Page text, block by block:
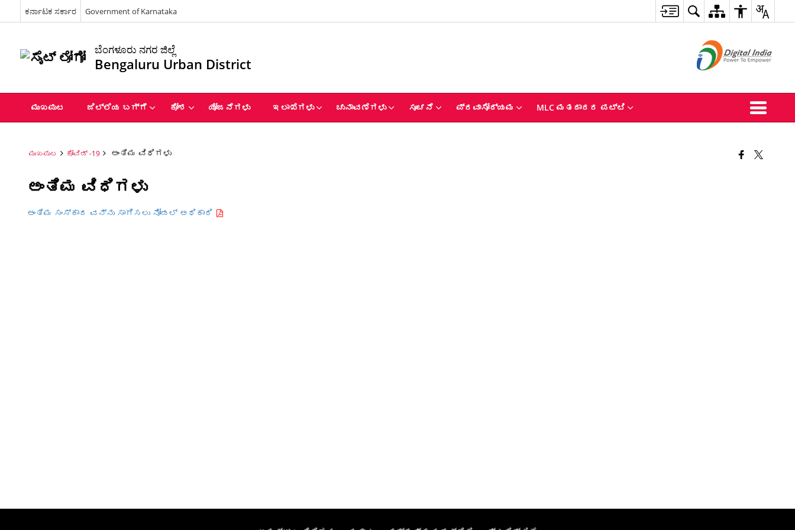
ಕರ್ನಾಟಕ ಸರ್ಕಾರ Government of Karnataka
ಬೆಂಗಳೂರು ನಗರ ಜಿಲ್ಲೆ
Bengaluru Urban District
ಮುಖಪುಟ ಜಿಲ್ಲೆಯ ಬಗ್ಗೆ ಕೋಶ ಯೋಜನೆಗಳು ಇಲಾಖೆಗಳು ಚುನಾವಣೆಗಳು ಸೂಚನೆ ಪ್ರವಾಸೋದ್ಯಮ MLC ಮತದಾರರ ಪಟ್ಟಿ
ಮುಖಪುಟ ಕೋವಿಡ್ -19 ಅಂತಿಮ ವಿಧಿಗಳು
ಅಂತಿಮ ವಿಧಿಗಳು
ಅಂತಿಮ ಸಂಸ್ಕಾರ ವನ್ನು ಸಾಗಿಸಲು ನೋಡಲ್ ಅಧಿಕಾರಿ